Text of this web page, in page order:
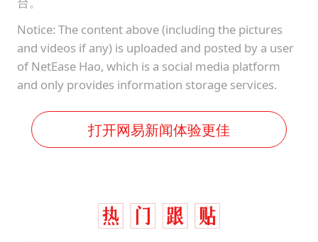
Notice: The content above (including the pictures
and videos if any) is uploaded and posted by a user
of NetEase Hao, which is a social media platform
and only provides information storage services.
打开网易新闻体验更佳